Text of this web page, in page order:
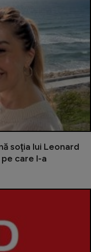
soţia lui Leonard
care l-a